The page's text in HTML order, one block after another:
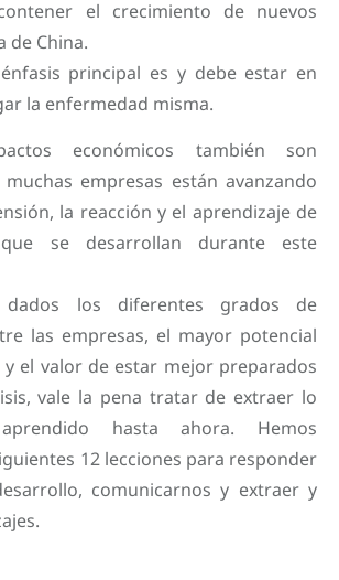
el crecimiento de nuevos
de China.
principal es y debe estar en
la enfermedad misma.
económicos también son
empresas están avanzando
la reacción y el aprendizaje de
se desarrollan durante este
dados los diferentes grados de
las empresas, el mayor potencial
el valor de estar mejor preparados
vale la pena tratar de extraer lo
hasta ahora. Hemos
12 lecciones para responder
comunicarnos y extraer y